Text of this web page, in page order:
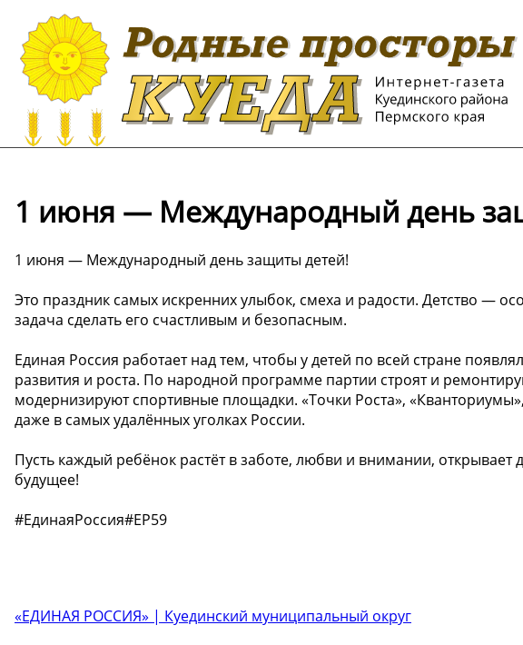
1 июня — Международный день
1 июня — Международный день защиты детей!
Это праздник самых искренних улыбок, смеха и радости. Детство —
задача сделать его счастливым и безопасным.
Единая Россия работает над тем, чтобы у детей по всей стране
развития и роста. По народной программе партии строят и
модернизируют спортивные площадки. «Точки Роста»,
даже в самых удалённых уголках России.
Пусть каждый ребёнок растёт в заботе, любви и внимании, открывает
будущее!
#ЕдинаяРоссия#ЕР59
«ЕДИНАЯ РОССИЯ» | Куединский муниципальный округ